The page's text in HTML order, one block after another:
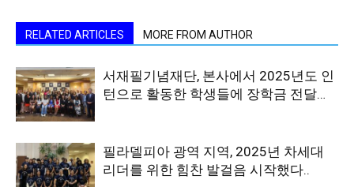
RELATED ARTICLES MORE FROM AUTHOR
서재필기념재단, 본사에서 2025년도 인
턴으로 활동한 학생들에 장학금 전달…
필라델피아 광역 지역, 2025년 차세대
리더를 위한 힘찬 발걸음 시작했다..